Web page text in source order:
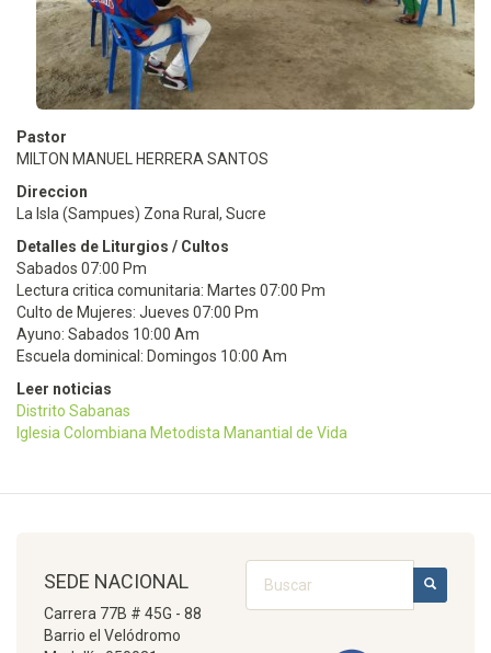
Pastor
MILTON MANUEL HERRERA SANTOS
Direccion
La Isla (Sampues) Zona Rural, Sucre
Detalles de Liturgios / Cultos
Sabados 07:00 Pm
Lectura critica comunitaria: Martes 07:00 Pm
Culto de Mujeres: Jueves 07:00 Pm
Ayuno: Sabados 10:00 Am
Escuela dominical: Domingos 10:00 Am
Leer noticias
Distrito Sabanas
Iglesia Colombiana Metodista Manantial de Vida
BUSCAR
SEDE NACIONAL
Carrera 77B # 45G - 88
Barrio el Velódromo